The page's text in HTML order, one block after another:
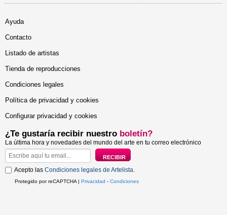
Ayuda
Contacto
Listado de artistas
Tienda de reproducciones
Condiciones legales
Política de privacidad y cookies
Configurar privacidad y cookies
¿Te gustaría recibir nuestro boletín?
La última hora y novedades del mundo del arte en tu correo electrónico
Acepto las Condiciones legales de Artelista.
Protegido por reCAPTCHA | Privacidad - Condiciones